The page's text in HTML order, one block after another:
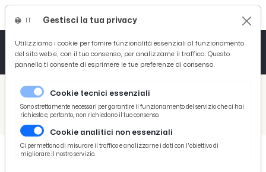
/ Picenotime
/ Motori
Civm, secondo round a Sarnano. I duelli più attesi del 31esimo Trofeo Lodovico Scarfiotti
Gestisci la tua privacy
Utilizziamo i cookie per fornire funzionalità essenziali al funzionamento
del sito web e, con il tuo consenso, per analizzarne il traffico. Questo
pannello ti consente di esprimere le tue preferenze di consenso.
Cookie tecnici essenziali
Sono strettamente necessari per garantire il funzionamento del servizio che ci hai
richiesto e, pertanto, non richiedono il tuo consenso.
Cookie analitici non essenziali
Ci permettono di misurare il traffico e analizzarne i dati con l'obiettivo di
migliorare il nostro servizio.
Tutto News
Tutto Sport
Basket
Ciclismo
Tutto Curiosità